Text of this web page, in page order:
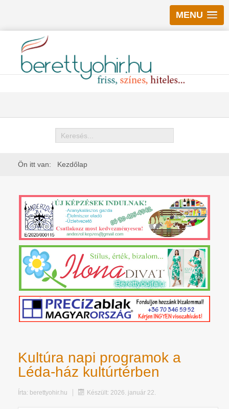
MENU
Keresés
Ön itt van: Kezdőlap
Kultúra napi programok a
Léda-ház kultúrtérben
Írta: berettyohir.hu Készült: 2026. január 22.